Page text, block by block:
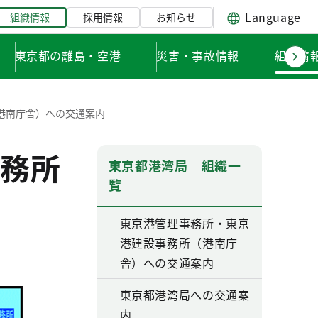
組織情報 採用情報 お知らせ Language
東京都の離島・空港 災害・事故情報 組織情
南庁舎）への交通案内
所
東京都港湾局 組織一
覧
東京港管理事務所・東京
港建設事務所（港南庁
舎）への交通案内
東京都港湾局への交通案
内